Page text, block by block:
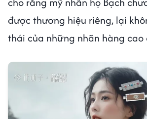
được thương hiệu riêng, lại
thái của những nhãn hàng cao